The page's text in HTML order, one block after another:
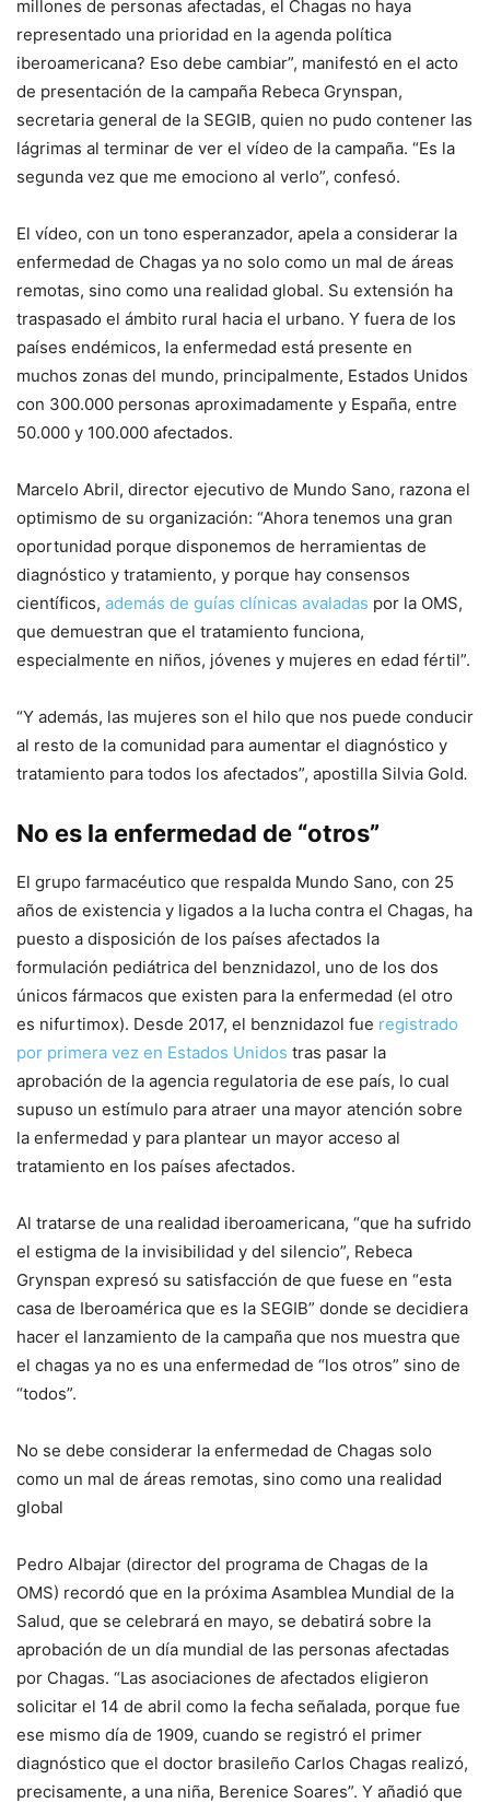
millones de personas afectadas, el Chagas no haya
representado una prioridad en la agenda política
iberoamericana? Eso debe cambiar”, manifestó en el acto
de presentación de la campaña Rebeca Grynspan,
secretaria general de la SEGIB, quien no pudo contener las
lágrimas al terminar de ver el vídeo de la campaña. “Es la
segunda vez que me emociono al verlo”, confesó.
El vídeo, con un tono esperanzador, apela a considerar la
enfermedad de Chagas ya no solo como un mal de áreas
remotas, sino como una realidad global. Su extensión ha
traspasado el ámbito rural hacia el urbano. Y fuera de los
países endémicos, la enfermedad está presente en
muchos zonas del mundo, principalmente, Estados Unidos
con 300.000 personas aproximadamente y España, entre
50.000 y 100.000 afectados.
Marcelo Abril, director ejecutivo de Mundo Sano, razona el
optimismo de su organización: “Ahora tenemos una gran
oportunidad porque disponemos de herramientas de
diagnóstico y tratamiento, y porque hay consensos
científicos, además de guías clínicas avaladas por la OMS,
que demuestran que el tratamiento funciona,
especialmente en niños, jóvenes y mujeres en edad fértil”.
“Y además, las mujeres son el hilo que nos puede conducir
al resto de la comunidad para aumentar el diagnóstico y
tratamiento para todos los afectados”, apostilla Silvia Gold.
No es la enfermedad de “otros”
El grupo farmacéutico que respalda Mundo Sano, con 25
años de existencia y ligados a la lucha contra el Chagas, ha
puesto a disposición de los países afectados la
formulación pediátrica del benznidazol, uno de los dos
únicos fármacos que existen para la enfermedad (el otro
es nifurtimox). Desde 2017, el benznidazol fue registrado
por primera vez en Estados Unidos tras pasar la
aprobación de la agencia regulatoria de ese país, lo cual
supuso un estímulo para atraer una mayor atención sobre
la enfermedad y para plantear un mayor acceso al
tratamiento en los países afectados.
Al tratarse de una realidad iberoamericana, “que ha sufrido
el estigma de la invisibilidad y del silencio”, Rebeca
Grynspan expresó su satisfacción de que fuese en “esta
casa de Iberoamérica que es la SEGIB” donde se decidiera
hacer el lanzamiento de la campaña que nos muestra que
el chagas ya no es una enfermedad de “los otros” sino de
“todos”.
No se debe considerar la enfermedad de Chagas solo
como un mal de áreas remotas, sino como una realidad
global
Pedro Albajar (director del programa de Chagas de la
OMS) recordó que en la próxima Asamblea Mundial de la
Salud, que se celebrará en mayo, se debatirá sobre la
aprobación de un día mundial de las personas afectadas
por Chagas. “Las asociaciones de afectados eligieron
solicitar el 14 de abril como la fecha señalada, porque fue
ese mismo día de 1909, cuando se registró el primer
diagnóstico que el doctor brasileño Carlos Chagas realizó,
precisamente, a una niña, Berenice Soares”. Y añadió que